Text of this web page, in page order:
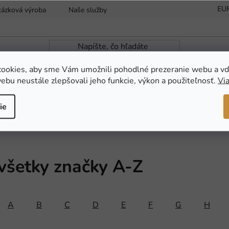
aby sme Vám umožnili pohodlné prezeranie webu a
neustále zlepšovali jeho funkcie, výkon a použiteľnosť.
výroba Naše služby Reklamácia a vrátenie tovaru
značky A-Z
A B C D E F G H